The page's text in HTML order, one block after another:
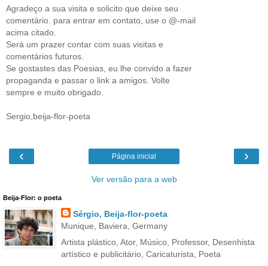
Agradeço a sua visita e solicito que deixe seu
comentário. para entrar em contato, use o @-mail
acima citado.
Será um prazer contar com suas visitas e
comentários futuros.
Se gostastes das Poesias, eu lhe convido a fazer
propaganda e passar o link a amigos. Volte
sempre e muito obrigado.
Sergio,beija-flor-poeta
‹ ›
Página inicial
Ver versão para a web
Beija-Flor: o poeta
Sérgio, Beija-flor-poeta
Munique, Baviera, Germany
Artista plástico, Ator, Músico, Professor, Desenhista
artístico e publicitário, Caricaturista, Poeta